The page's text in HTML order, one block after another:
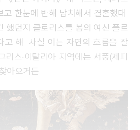
고 한눈에 반해 납치해서 결혼했대.
했던지 클로리스를 봄의 여신 플로
고 해. 사실 이는 자연의 흐름을 잘
리스·이탈리아 지역에는 서풍(제피
아오거든.